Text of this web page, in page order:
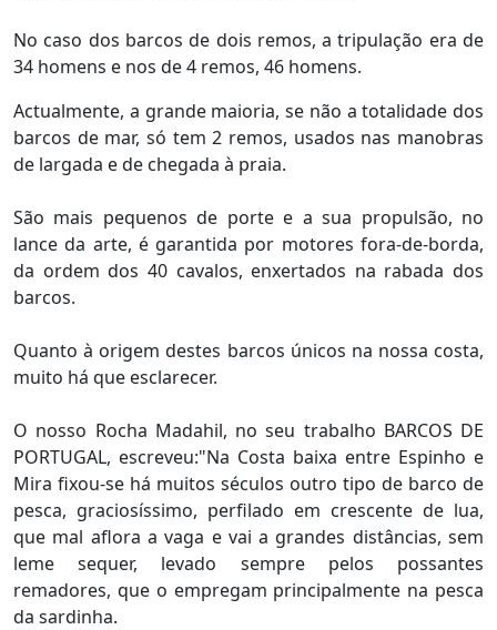
No caso dos barcos de dois remos, a tripulação era de
34 homens e nos de 4 remos, 46 homens.
Actualmente, a grande maioria, se não a totalidade dos
barcos de mar, só tem 2 remos, usados nas manobras
de largada e de chegada à praia.
São mais pequenos de porte e a sua propulsão, no
lance da arte, é garantida por motores fora-de-borda,
da ordem dos 40 cavalos, enxertados na rabada dos
barcos.
Quanto à origem destes barcos únicos na nossa costa,
muito há que esclarecer.
O nosso Rocha Madahil, no seu trabalho BARCOS DE
PORTUGAL, escreveu:"Na Costa baixa entre Espinho e
Mira fixou-se há muitos séculos outro tipo de barco de
pesca, graciosíssimo, perfilado em crescente de lua,
que mal aflora a vaga e vai a grandes distâncias, sem
leme sequer, levado sempre pelos possantes
remadores, que o empregam principalmente na pesca
da sardinha.